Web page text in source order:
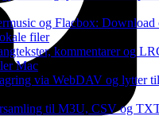
og Flacbox: Download
filer
kommentarer og
Mac
via WebDAV og lytter
til M3U, CSV og